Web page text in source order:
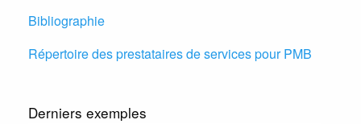
Bibliographie
Répertoire des prestataires de services pour PMB
Derniers exemples